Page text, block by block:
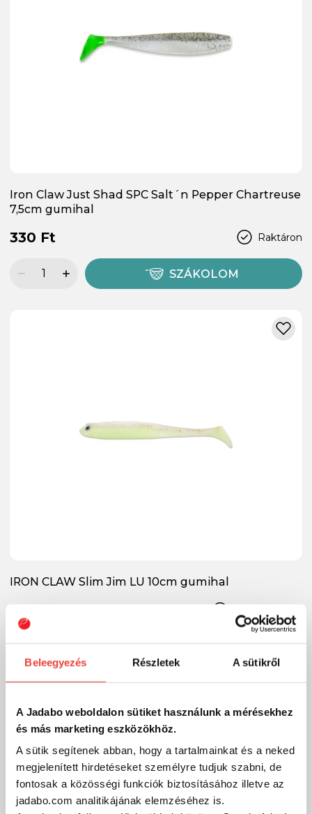
Beleegyezés Részletek A sütikről
A Jadabo weboldalon sütiket használunk a mérésekhez
és más marketing eszközökhöz.
A sütik segítenek abban, hogy a tartalmainkat és a neked
megjelenített hirdetéseket személyre tudjuk szabni, de
fontosak a közösségi funkciók biztosításához illetve az
jadabo.com analitikájának elemzéséhez is.
Iron Claw Just Shad SPC Salt´n Pepper Chartreuse
7,5cm gumihal
Raktáron
330 Ft
SZÁKOLOM
IRON CLAW Slim Jim LU 10cm gumihal
SZÁKOLOM